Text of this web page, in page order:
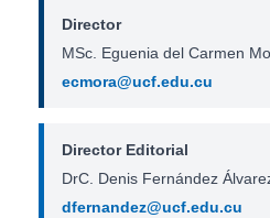
Director
MSc. Eguenia del Carmen
ecmora@ucf.edu.cu
Director Editorial
DrC. Denis Fernández
dfernandez@ucf.edu.cu